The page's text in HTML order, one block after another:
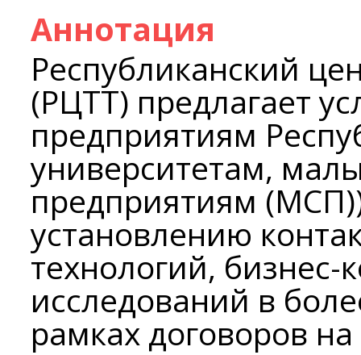
Аннотация
Республиканский
(РЦТТ) предлагает
предприятиям
университетам,
предприятиям
установлению
технологий,
исследований в
рамках договоров на